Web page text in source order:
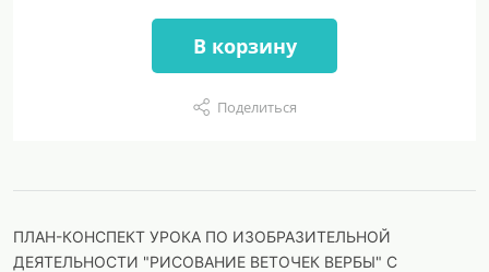
В корзину
Поделиться
ПЛАН-КОНСПЕКТ УРОКА ПО ИЗОБРАЗИТЕЛЬНОЙ
ДЕЯТЕЛЬНОСТИ "РИСОВАНИЕ ВЕТОЧЕК ВЕРБЫ" С